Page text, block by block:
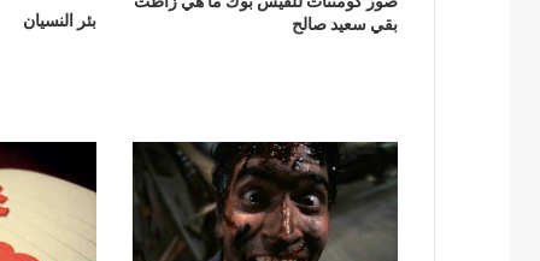
بقي سعيد صالح
بئر النسيان